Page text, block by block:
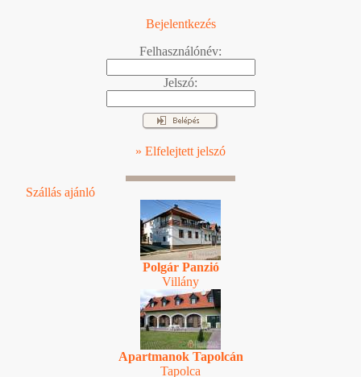
Bejelentkezés
Felhasználónév:
Jelszó:
» Elfelejtett jelszó
Szállás ajánló
Polgár Panzió
Villány
Apartmanok Tapolcán
Tapolca